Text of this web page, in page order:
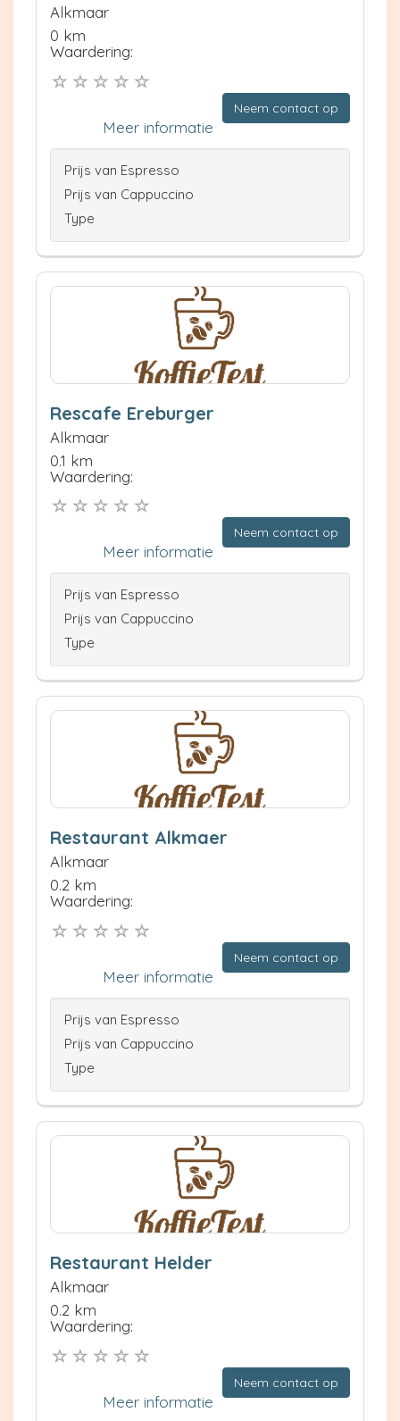
Alkmaar
0 km
Waardering:
Neem contact op
Meer informatie
Prijs van Espresso
Prijs van Cappuccino
Type
Rescafe Ereburger
Alkmaar
0.1 km
Waardering:
Neem contact op
Meer informatie
Prijs van Espresso
Prijs van Cappuccino
Type
Restaurant Alkmaer
Alkmaar
0.2 km
Waardering:
Neem contact op
Meer informatie
Prijs van Espresso
Prijs van Cappuccino
Type
Restaurant Helder
Alkmaar
0.2 km
Waardering:
Neem contact op
Meer informatie